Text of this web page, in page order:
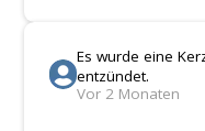
Es wurde eine
entzündet.
Vor 2 Monaten